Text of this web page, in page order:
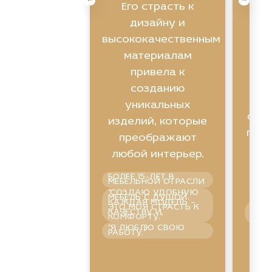
Его страсть к
дизайну и
высококачественным
материалам
привела к
созданию
уникальных
изделий, которые
преображают
любой интерьер.
БОЛЕЕ 15-ЛЕТ В
МЕБЕЛЬНОЙ ОТРАСЛИ
"СОЗДАЮ УДОБНУЮ
МЕБЕЛЬ С ДУШОЙ.
КАЖДАЯ МОДЕЛЬ –
ЭТО МОЯ СТРАСТЬ К
КАЧЕСТВУ И
КОМФОРТУ."
"Я ЛЮБЛЮ СВОЮ
РАБОТУ."